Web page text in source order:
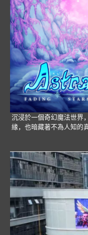
沉浸於一個奇幻魔法世界
緣，也暗藏著不為人知